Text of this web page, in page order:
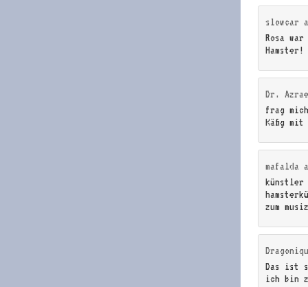
slowcar
Rosa
Hamster!
Dr.
frag
Käfig
mafalda
künstler
zum
Das ist
ich bin